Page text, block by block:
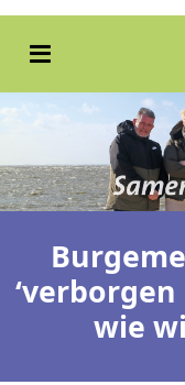
wie